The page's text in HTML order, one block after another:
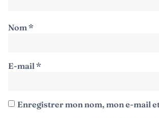
Nom*
E-mail*
Enregistrer mon nom, mon e-mail